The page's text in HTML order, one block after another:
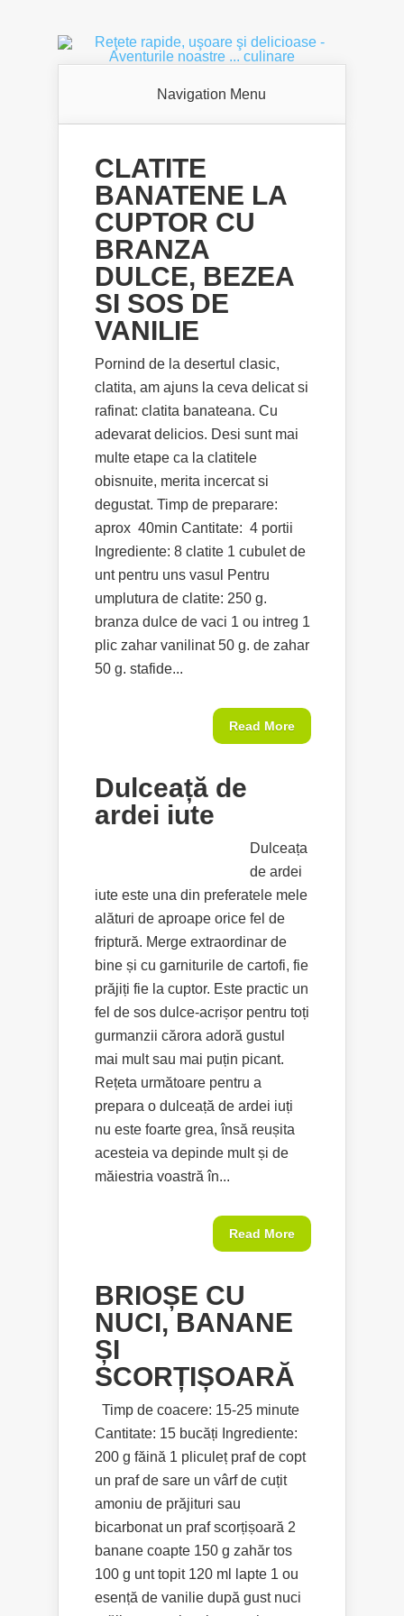
Navigation Menu
CLATITE
BANATENE LA
CUPTOR CU
BRANZA
DULCE, BEZEA
SI SOS DE
VANILIE
Pornind de la desertul clasic,
clatita, am ajuns la ceva delicat si
rafinat: clatita banateana. Cu
adevarat delicios. Desi sunt mai
multe etape ca la clatitele
obisnuite, merita incercat si
degustat. Timp de preparare:
aprox 40min Cantitate: 4 portii
Ingrediente: 8 clatite 1 cubulet de
unt pentru uns vasul Pentru
umplutura de clatite: 250 g.
branza dulce de vaci 1 ou intreg 1
plic zahar vanilinat 50 g. de zahar
50 g. stafide...
Read More
Dulceață de
ardei iute
Dulceața
de ardei
iute este una din preferatele mele
alături de aproape orice fel de
friptură. Merge extraordinar de
bine și cu garniturile de cartofi, fie
prăjiți fie la cuptor. Este practic un
fel de sos dulce-acrișor pentru toți
gurmanzii cărora adoră gustul
mai mult sau mai puțin picant.
Rețeta următoare pentru a
prepara o dulceață de ardei iuți
nu este foarte grea, însă reușita
acesteia va depinde mult și de
măiestria voastră în...
Read More
BRIOȘE CU
NUCI, BANANE
ȘI
SCORȚIȘOARĂ
Timp de coacere: 15-25 minute
Cantitate: 15 bucăți Ingrediente:
200 g făină 1 pliculeț praf de copt
un praf de sare un vârf de cuțit
amoniu de prăjituri sau
bicarbonat un praf scorțișoară 2
banane coapte 150 g zahăr tos
100 g unt topit 120 ml lapte 1 ou
esență de vanilie după gust nuci